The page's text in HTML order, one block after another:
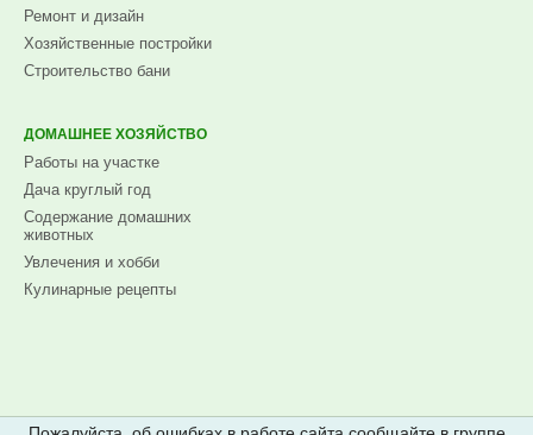
Ремонт и дизайн
Хозяйственные постройки
Строительство бани
ДОМАШНЕЕ ХОЗЯЙСТВО
Работы на участке
Дача круглый год
Содержание домашних
животных
Увлечения и хобби
Кулинарные рецепты